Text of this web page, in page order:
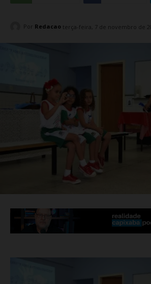
Por Redacao terça-feira, 7 de novembro de